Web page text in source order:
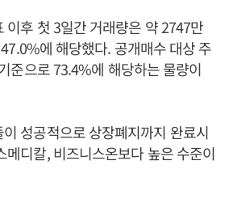
이후 첫 3일간 거래량은 약 2747만
에 해당했다. 공개매수 대상 주
준으로 73.4%에 해당하는 물량이
성공적으로 상장폐지까지 완료시
메디칼, 비즈니스온보다 높은 수준이